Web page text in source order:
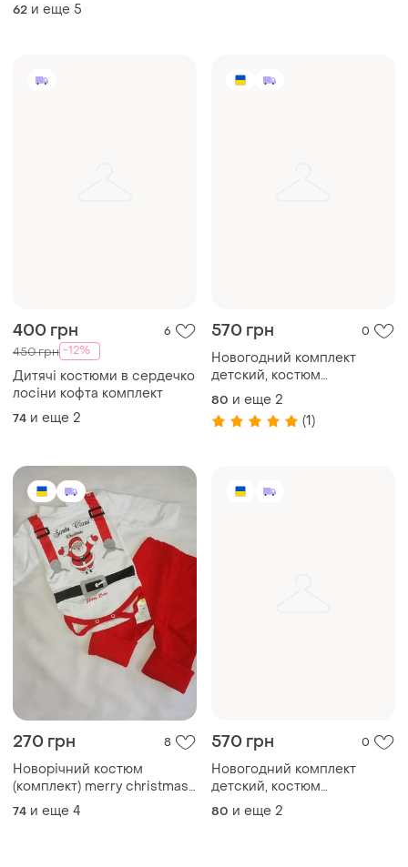
62 и еще 5
400 грн 6
450 грн -12%
Дитячі костюми в сердечко
лосіни кофта комплект
74 и еще 2
570 грн 0
Новогодний комплект
детский, костюм
новогодний детский,
80 и еще 2
(1)
270 грн 8
Новорічний костюм
(комплект) merry christmas,
санта клаус
74 и еще 4
570 грн 0
Новогодний комплект
детский, костюм
новогодний детский,
80 и еще 2